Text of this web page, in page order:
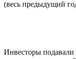
(весь предыдущий
Инвесторы